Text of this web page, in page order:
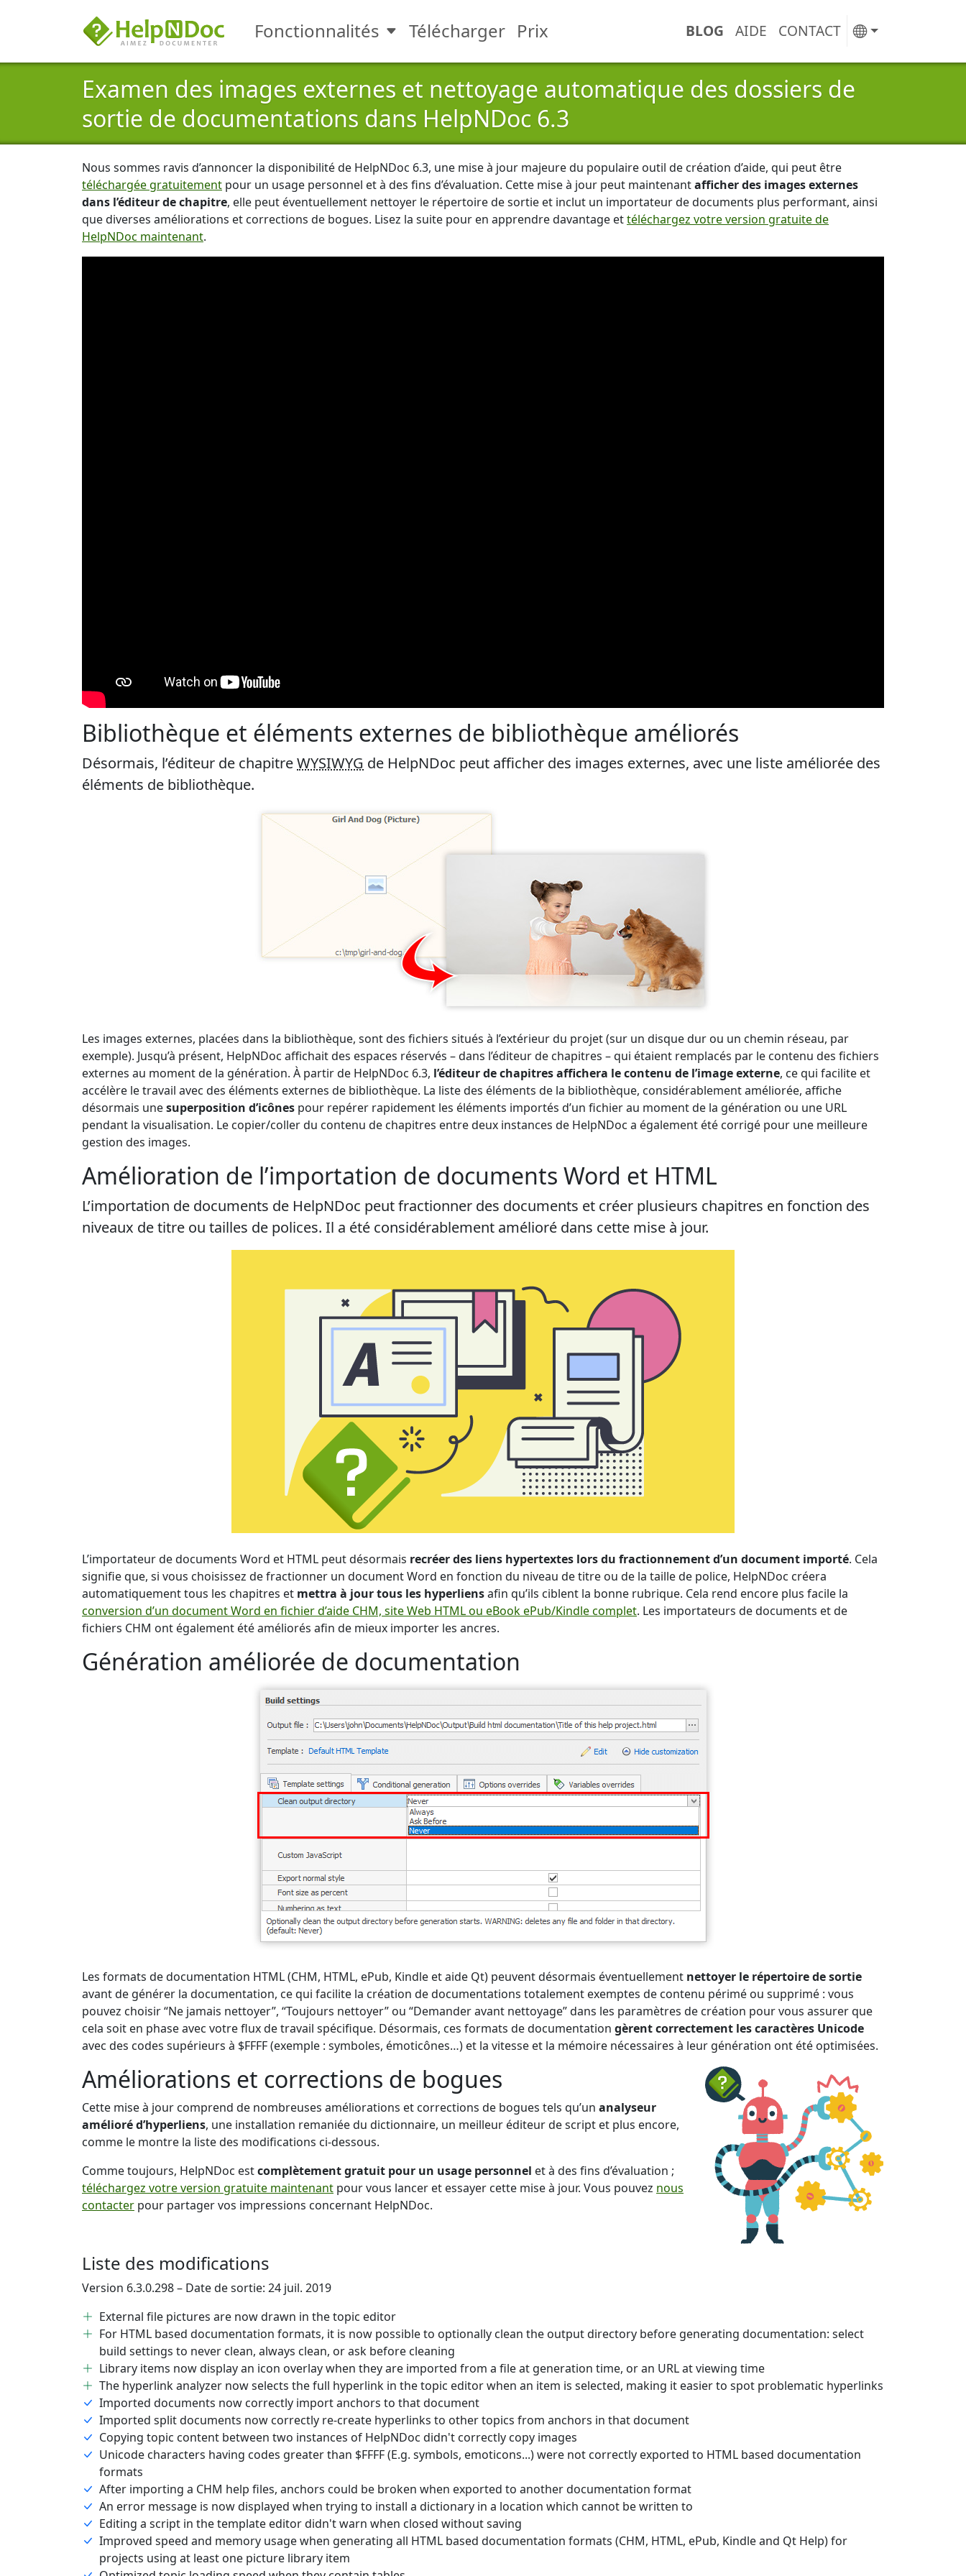
Fonctionnalités Toggle Fonctionnalités submenu
Télécharger Prix BLOG AIDE CONTACT
Examen des images externes et nettoyage automatique des dossiers de
sortie de documentations dans HelpNDoc 6.3
Nous sommes ravis d’annoncer la disponibilité de HelpNDoc 6.3, une mise à jour majeure du populaire outil de création d’aide, qui peut être
téléchargée gratuitement pour un usage personnel et à des fins d’évaluation. Cette mise à jour peut maintenantafficher des images externes
dans l’éditeur de chapitre, elle peut éventuellement nettoyer le répertoire de sortie et inclut un importateur de documents plus performant, ainsi
que diverses améliorations et corrections de bogues. Lisez la suite pour en apprendre davantage ettéléchargez votre version gratuite de
HelpNDoc maintenant.
Bibliothèque et éléments externes de bibliothèque améliorés
Désormais, l’éditeur de chapitreWYSIWYG de HelpNDoc peut afficher des images externes, avec une liste améliorée des
éléments de bibliothèque.
Les images externes, placées dans la bibliothèque, sont des fichiers situés à l’extérieur du projet (sur un disque dur ou un chemin réseau, par
exemple). Jusqu’à présent, HelpNDoc affichait des espaces réservés – dans l’éditeur de chapitres – qui étaient remplacés par le contenu des fichiers
externes au moment de la génération. À partir de HelpNDoc 6.3, l’éditeur de chapitres affichera le contenu de l’image externe, ce qui facilite et
accélère le travail avec des éléments externes de bibliothèque. La liste des éléments de la bibliothèque, considérablement améliorée, affiche
désormais unesuperposition d’icônes pour repérer rapidement les éléments importés d’un fichier au moment de la génération ou une URL
pendant la visualisation. Le copier/coller du contenu de chapitres entre deux instances de HelpNDoc a également été corrigé pour une meilleure
gestion des images.
Amélioration de l’importation de documents Word et HTML
L’importation de documents de HelpNDoc peut fractionner des documents et créer plusieurs chapitres en fonction des
niveaux de titre ou tailles de polices. Il a été considérablement amélioré dans cette mise à jour.
L’importateur de documents Word et HTML peut désormais recréer des liens hypertextes lors du fractionnement d’un document importé. Cela
signifie que, si vous choisissez de fractionner un document Word en fonction du niveau de titre ou de la taille de police, HelpNDoc créera
automatiquement tous les chapitres et mettra à jour tous les hyperliensafin qu’ils ciblent la bonne rubrique. Cela rend encore plus facile la
conversion d’un document Word en fichier d’aide CHM, site Web HTML ou eBook ePub/Kindle complet. Les importateurs de documents et de
fichiers CHM ont également été améliorés afin de mieux importer les ancres.
Génération améliorée de documentation
Les formats de documentation HTML (CHM, HTML, ePub, Kindle et aide Qt) peuvent désormais éventuellement nettoyer le répertoire de sortie
avant de générer la documentation, ce qui facilite la création de documentations totalement exemptes de contenu périmé ou supprimé : vous
pouvez choisir “Ne jamais nettoyer”, “Toujours nettoyer” ou “Demander avant nettoyage” dans les paramètres de création pour vous assurer que
cela soit en phase avec votre flux de travail spécifique. Désormais, ces formats de documentation gèrent correctement les caractères Unicode
avec des codes supérieurs à $FFFF (exemple : symboles, émoticônes…) et la vitesse et la mémoire nécessaires à leur génération ont été optimisées.
Améliorations et corrections de bogues
Cette mise à jour comprend de nombreuses améliorations et corrections de bogues tels qu’un analyseur
amélioré d’hyperliens, une installation remaniée du dictionnaire, un meilleur éditeur de script et plus encore,
comme le montre la liste des modifications ci-dessous.
Comme toujours, HelpNDoc estcomplètement gratuit pour un usage personnel et à des fins d’évaluation ;
téléchargez votre version gratuite maintenant pour vous lancer et essayer cette mise à jour. Vous pouvez nous
contacter pour partager vos impressions concernant HelpNDoc.
Liste des modifications
Version 6.3.0.298 – Date de sortie: 24 juil. 2019
External file pictures are now drawn in the topic editor
For HTML based documentation formats, it is now possible to optionally clean the output directory before generating documentation: select
build settings to never clean, always clean, or ask before cleaning
Library items now display an icon overlay when they are imported from a file at generation time, or an URL at viewing time
The hyperlink analyzer now selects the full hyperlink in the topic editor when an item is selected, making it easier to spot problematic hyperlinks
Imported documents now correctly import anchors to that document
Imported split documents now correctly re-create hyperlinks to other topics from anchors in that document
Copying topic content between two instances of HelpNDoc didn't correctly copy images
Unicode characters having codes greater than $FFFF (E.g. symbols, emoticons...) were not correctly exported to HTML based documentation
formats
After importing a CHM help files, anchors could be broken when exported to another documentation format
An error message is now displayed when trying to install a dictionary in a location which cannot be written to
Editing a script in the template editor didn't warn when closed without saving
Improved speed and memory usage when generating all HTML based documentation formats (CHM, HTML, ePub, Kindle and Qt Help) for
projects using at least one picture library item